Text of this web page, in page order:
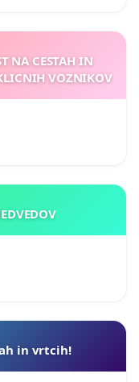
NA CESTAH IN
VOZNIKOV
in vrtcih!